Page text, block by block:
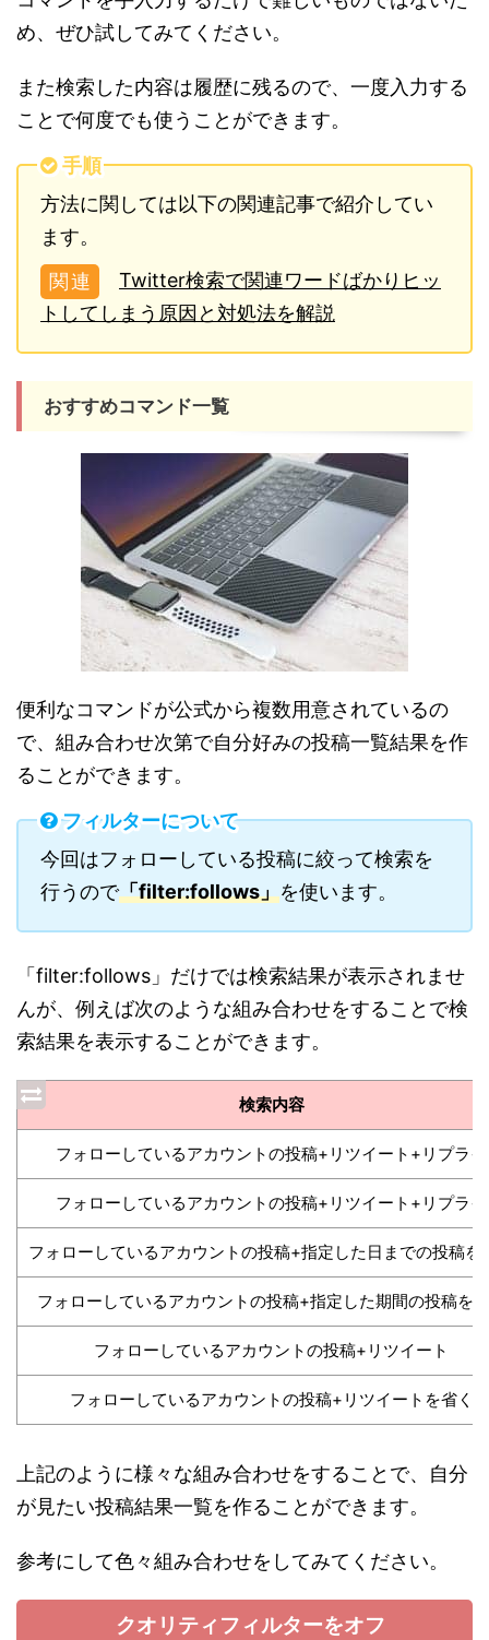
め、ぜひ試してみてください。
また検索した内容は履歴に残るので、一度入力する
ことで何度でも使うことができます。
手順
方法に関しては以下の関連記事で紹介してい
ます。
Twitter検索で関連ワードばかりヒッ
トしてしまう原因と対処法を解説
おすすめコマンド一覧
便利なコマンドが公式から複数用意されているの
で、組み合わせ次第で自分好みの投稿一覧結果を作
ることができます。
フィルターについて
今回はフォローしている投稿に絞って検索を
行うので「filter:follows」を使います。
「filter:follows」だけでは検索結果が表示されませ
んが、例えば次のような組み合わせをすることで検
索結果を表示することができます。
検索内容
フォローしているアカウントの投稿+リツイート+リプライ
フォローしているアカウントの投稿+リツイート+リプライ
フォローしているアカウントの投稿+指定した日までの投稿を
フォローしているアカウントの投稿+指定した期間の投稿を
フォローしているアカウントの投稿+リツイート
フォローしているアカウントの投稿+リツイートを省く
上記のように様々な組み合わせをすることで、自分
が見たい投稿結果一覧を作ることができます。
参考にして色々組み合わせをしてみてください。
クオリティフィルターをオフ